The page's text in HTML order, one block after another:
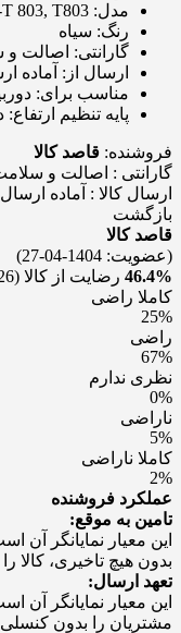
مدل: 803, T803
رنگ: سیاه
گارانتی: اصالت و
ارسال از: آماده
مناسب برای:
پایه تنظیم ارتفاع:
فروشنده: قاصد کالا
گارانتی : اصالت و
ارسال کالا : آماده ارسال
بازگشت
قاصد کالا
(عضویت: 1404-04-27)
46.4% رضایت از کالا (4,126 نفر)
کاملا راضی
25%
راضی
67%
نظری ندارم
0%
ناراضی
5%
کاملا ناراضی
2%
عملکرد فروشنده
تامین به موقع:
این معیار نمایانگر
بدون هیچ تاخیری، کالا
تعهد ارسال:
این معیار نمایانگر
مشتریان را بدون